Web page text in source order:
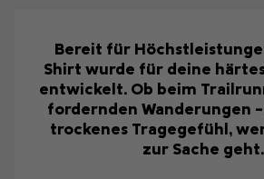
Bereit für
Shirt wurde für deine
entwickelt. Ob beim
fordernden Wanderungen
trockenes Tragegefühl,
zur Sache geht.